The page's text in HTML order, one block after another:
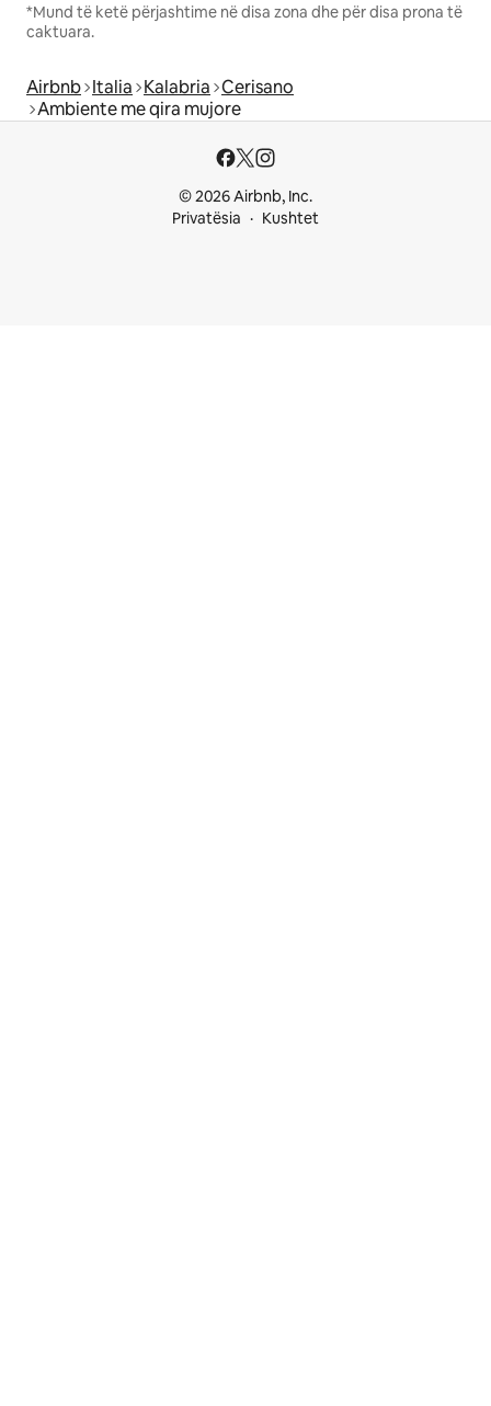
*Mund të ketë përjashtime në disa zona dhe për disa prona të
caktuara.
Airbnb Italia Kalabria Cerisano
Ambiente me qira mujore
© 2026 Airbnb, Inc.
Privatësia
Kushtet